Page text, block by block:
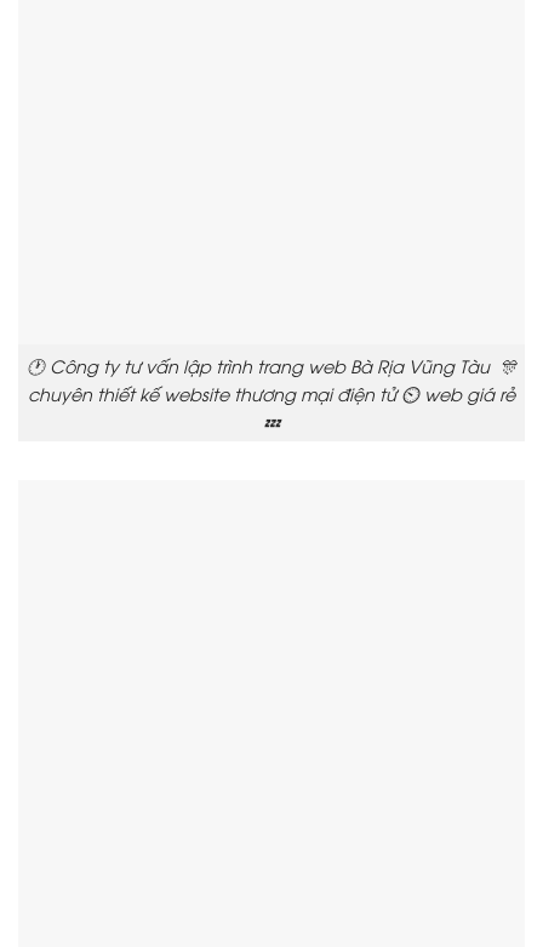
🕐 Công ty tư vấn lập trình trang web Bà Rịa Vũng Tàu 🎊
chuyên thiết kế website thương mại điện tử ⏲️ web giá rẻ
💤